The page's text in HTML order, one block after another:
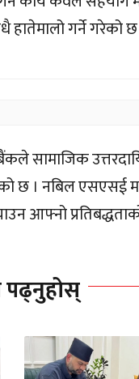
गर्ने गरेको छ
सामाजिक
छ । नबिल
आफ्नो
पढ्नुहोस्